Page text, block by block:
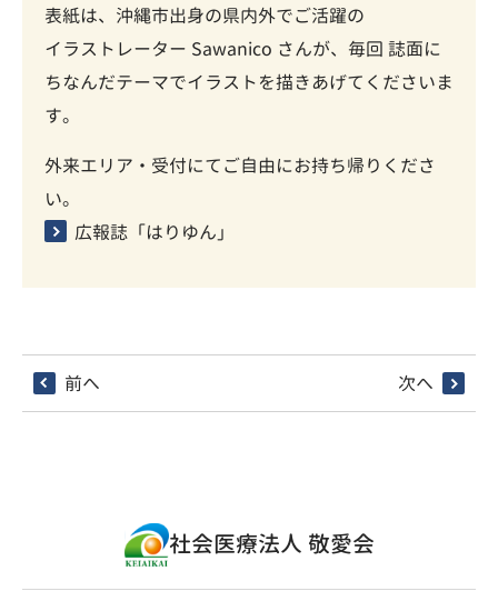
表紙は、沖縄市出身の県内外でご活躍の
イラストレーター Sawanico さんが、毎回 誌面に
ちなんだテーマでイラストを描きあげてくださいま
す。
外来エリア・受付にてご自由にお持ち帰りくださ
い。
広報誌「はりゆん」
前へ 次へ
社会医療法人 敬愛会